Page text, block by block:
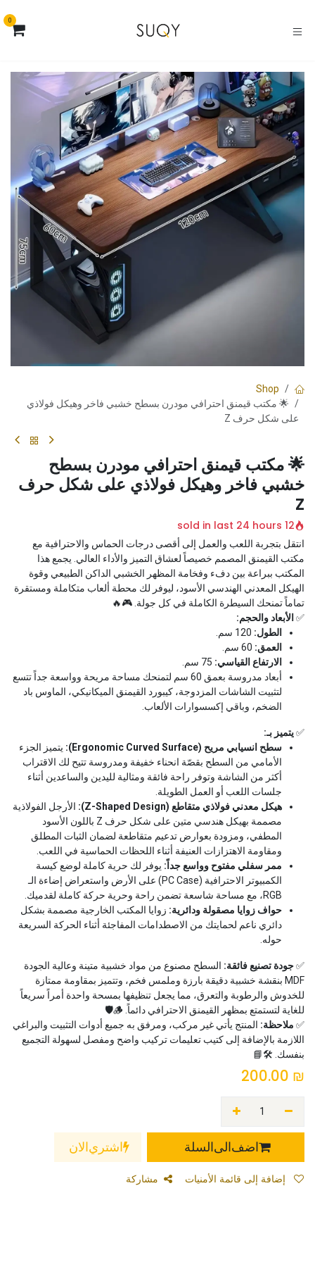
0
Shop
🌟 مكتب قيمنق احترافي مودرن بسطح خشبي فاخر وهيكل فولاذي
على شكل حرف Z
🌟 مكتب قيمنق احترافي مودرن بسطح
خشبي فاخر وهيكل فولاذي على شكل حرف
Z
12 sold in last 24 hours
انتقل بتجربة اللعب والعمل إلى أقصى درجات الحماس والاحترافية مع
مكتب القيمنق المصمم خصيصاً لعشاق التميز والأداء العالي. يجمع هذا
المكتب ببراعة بين دفء وفخامة المظهر الخشبي الداكن الطبيعي وقوة
الهيكل المعدني الهندسي الأسود، ليوفر لك محطة ألعاب متكاملة ومستقرة
تماماً تمنحك السيطرة الكاملة في كل جولة. 🎮🔥
✅ الأبعاد والحجم:
الطول:
العمق:
الارتفاع القياسي:
أبعاد مدروسة بعمق 60 سم لتمنحك مساحة مريحة وواسعة جداً تتسع
لتثبيت الشاشات المزدوجة، كيبورد القيمنق الميكانيكي، الماوس باد
الضخم، وباقي إكسسوارات الألعاب.
✅يتميز بـ:
سطح انسيابي مريح (Ergonomic Curved Surface):
يتميز الجزء
الأمامي من السطح بقصّة انحناء خفيفة ومدروسة تتيح لك الاقتراب
أكثر من الشاشة وتوفر راحة فائقة ومثالية لليدين والساعدين أثناء
جلسات اللعب أو العمل الطويلة.
هيكل معدني فولاذي متقاطع (Z-Shaped Design):
الأرجل الفولاذية
مصممة بهيكل هندسي متين على شكل حرف Z باللون الأسود
المطفي، ومزودة بعوارض تدعيم متقاطعة لضمان الثبات المطلق
ومقاومة الاهتزازات العنيفة أثناء اللحظات الحماسية في اللعب.
ممر سفلي مفتوح وواسع جداً: يوفر لك حرية كاملة لوضع كيسة
الكمبيوتر الاحترافية (PC Case) على الأرض واستعراض إضاءة الـ
RGB، مع مساحة شاسعة تضمن راحة وحرية حركة كاملة لقدميك.
حواف زوايا مصقولة ودائرية: زوايا المكتب الخارجية مصممة بشكل
دائري ناعم لحمايتك من الاصطدامات المفاجئة أثناء الحركة السريعة
حوله.
✅جودة تصنيع فائقة: السطح مصنوع من مواد خشبية متينة وعالية الجودة
MDF بنقشة خشبية دقيقة بارزة وملمس فخم، وتتميز بمقاومة ممتازة
للخدوش والرطوبة والتعرق، مما يجعل تنظيفها بمسحة واحدة أمراً سريعاً
للغاية لتستمتع بمظهر القيمنق الاحترافي دائماً. 🪵🛡️
✅ ملاحظة: المنتج يأتي غير مركب، ومرفق به جميع أدوات التثبيت والبراغي
اللازمة بالإضافة إلى كتيب تعليمات تركيب واضح ومفصل لسهولة التجميع
بنفسك. 🛠️📘
₪
200.00
اضف الى السلة اشتري الان
مشاركة